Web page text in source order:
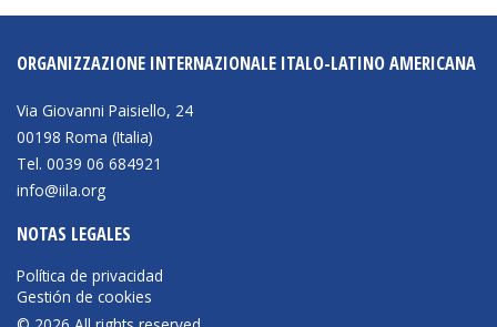
ORGANIZZAZIONE INTERNAZIONALE ITALO-LATINO AMERICANA
Via Giovanni Paisiello, 24
00198 Roma (Italia)
Tel. 0039 06 684921
info@iila.org
NOTAS LEGALES
Política de privacidad
Gestión de cookies